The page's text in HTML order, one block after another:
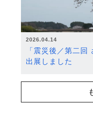
2026.04.14
「震災後／第二回
出展しました